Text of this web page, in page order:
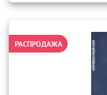
РАСПРОДАЖА